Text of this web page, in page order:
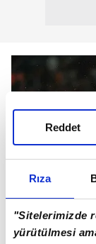
Rıza
"Sitelerimizde
yürütülmesi
Reddet